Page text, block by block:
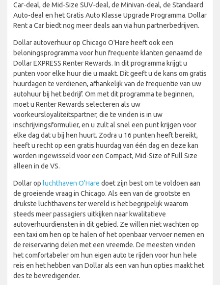
Car-deal, de Mid-Size SUV-deal, de Minivan-deal, de Standaard
Auto-deal en het Gratis Auto Klasse Upgrade Programma. Dollar
Rent a Car biedt nog meer deals aan via hun partnerbedrijven.
Dollar autoverhuur op Chicago O'Hare heeft ook een
beloningsprogramma voor hun frequente klanten genaamd de
Dollar EXPRESS Renter Rewards. In dit programma krijgt u
punten voor elke huur die u maakt. Dit geeft u de kans om gratis
huurdagen te verdienen, afhankelijk van de frequentie van uw
autohuur bij het bedrijf. Om met dit programma te beginnen,
moet u Renter Rewards selecteren als uw
voorkeursloyaliteitspartner, die te vinden is in uw
inschrijvingsformulier, en u zult al snel een punt krijgen voor
elke dag dat u bij hen huurt. Zodra u 16 punten heeft bereikt,
heeft u recht op een gratis huurdag van één dag en deze kan
worden ingewisseld voor een Compact, Mid-Size of Full Size
alleen in de VS.
Dollar op luchthaven O'Hare doet zijn best om te voldoen aan
de groeiende vraag in Chicago. Als een van de grootste en
drukste luchthavens ter wereld is het begrijpelijk waarom
steeds meer passagiers uitkijken naar kwalitatieve
autoverhuurdiensten in dit gebied. Ze willen niet wachten op
een taxi om hen op te halen of het openbaar vervoer nemen en
de reiservaring delen met een vreemde. De meesten vinden
het comfortabeler om hun eigen auto te rijden voor hun hele
reis en het hebben van Dollar als een van hun opties maakt het
des te bevredigender.